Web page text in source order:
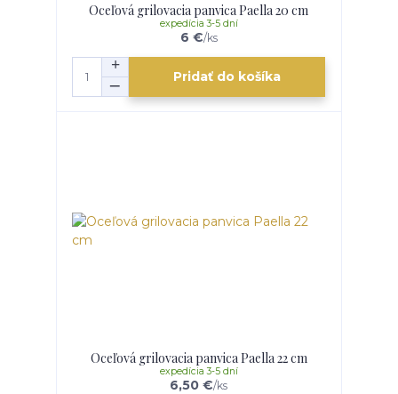
Oceľová grilovacia panvica Paella 20 cm
6 €/ks
expedícia 3-5 dní
Pridať do košíka
Oceľová grilovacia panvica Paella 22 cm
6,50 €/ks
expedícia 3-5 dní